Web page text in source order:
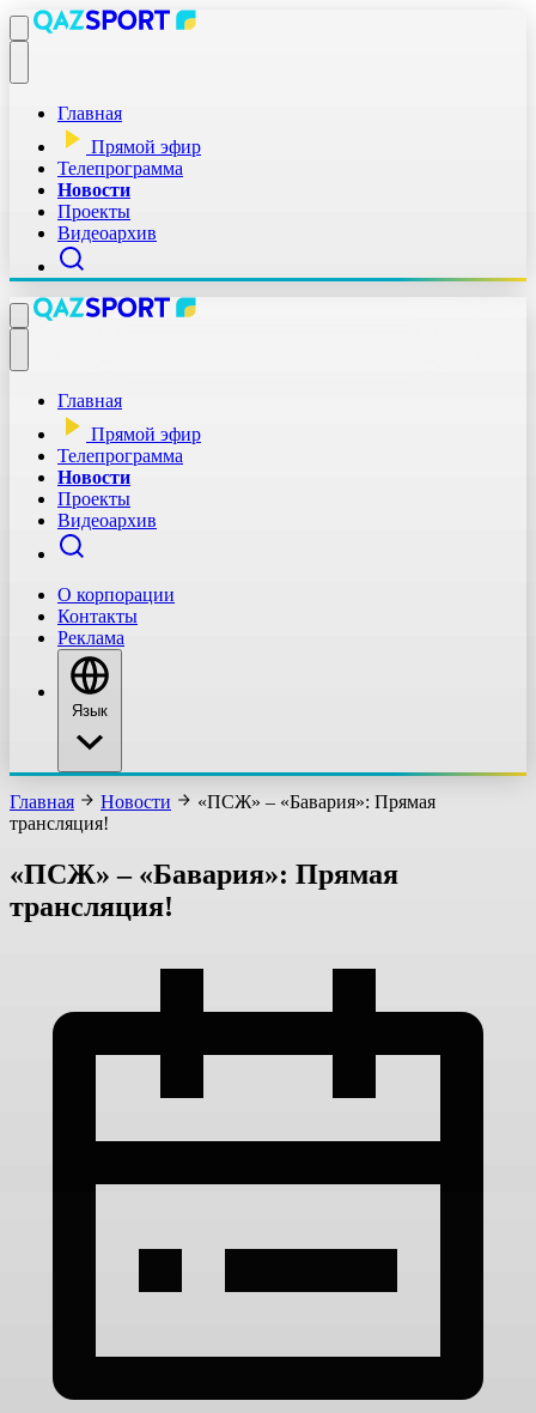
Главная
Прямой эфир
Телепрограмма
Новости
Проекты
Видеоархив
Главная
Прямой эфир
Телепрограмма
Новости
Проекты
Видеоархив
О корпорации
Контакты
Реклама
Язык
Главная Новости
«ПСЖ» – «Бавария»: Прямая
трансляция!
«ПСЖ» – «Бавария»: Прямая
трансляция!